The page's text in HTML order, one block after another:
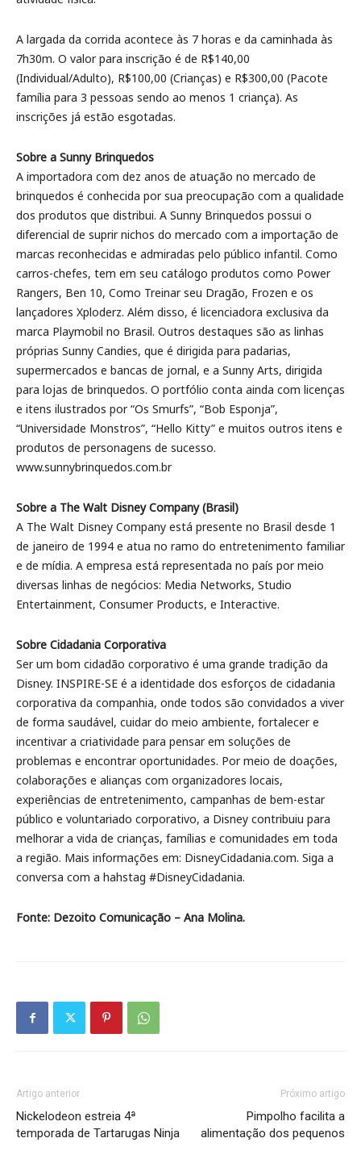
A largada da corrida acontece às 7 horas e da caminhada às
7h30m. O valor para inscrição é de R$140,00
(Individual/Adulto), R$100,00 (Crianças) e R$300,00 (Pacote
família para 3 pessoas sendo ao menos 1 criança). As
inscrições já estão esgotadas.
Sobre a Sunny Brinquedos
A importadora com dez anos de atuação no mercado de
brinquedos é conhecida por sua preocupação com a qualidade
dos produtos que distribui. A Sunny Brinquedos possui o
diferencial de suprir nichos do mercado com a importação de
marcas reconhecidas e admiradas pelo público infantil. Como
carros-chefes, tem em seu catálogo produtos como Power
Rangers, Ben 10, Como Treinar seu Dragão, Frozen e os
lançadores Xploderz. Além disso, é licenciadora exclusiva da
marca Playmobil no Brasil. Outros destaques são as linhas
próprias Sunny Candies, que é dirigida para padarias,
supermercados e bancas de jornal, e a Sunny Arts, dirigida
para lojas de brinquedos. O portfólio conta ainda com licenças
e itens ilustrados por “Os Smurfs”, “Bob Esponja”,
“Universidade Monstros”, “Hello Kitty” e muitos outros itens e
produtos de personagens de sucesso.
www.sunnybrinquedos.com.br
Sobre a The Walt Disney Company (Brasil)
A The Walt Disney Company está presente no Brasil desde 1
de janeiro de 1994 e atua no ramo do entretenimento familiar
e de mídia. A empresa está representada no país por meio
diversas linhas de negócios: Media Networks, Studio
Entertainment, Consumer Products, e Interactive.
Sobre Cidadania Corporativa
Ser um bom cidadão corporativo é uma grande tradição da
Disney. INSPIRE-SE é a identidade dos esforços de cidadania
corporativa da companhia, onde todos são convidados a viver
de forma saudável, cuidar do meio ambiente, fortalecer e
incentivar a criatividade para pensar em soluções de
problemas e encontrar oportunidades. Por meio de doações,
colaborações e alianças com organizadores locais,
experiências de entretenimento, campanhas de bem-estar
público e voluntariado corporativo, a Disney contribuiu para
melhorar a vida de crianças, famílias e comunidades em toda
a região. Mais informações em: DisneyCidadania.com. Siga a
conversa com a hahstag #DisneyCidadania.
Fonte: Dezoito Comunicação – Ana Molina.
Artigo anterior
Nickelodeon estreia 4ª
temporada de Tartarugas Ninja
Próximo artigo
Pimpolho facilita a
alimentação dos pequenos